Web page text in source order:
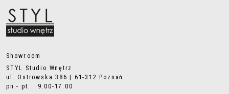
Showroom
STYL Studio Wnętrz
ul. Ostrowska 386 | 61-312 Poznań
pn.- pt. 9.00-17.00